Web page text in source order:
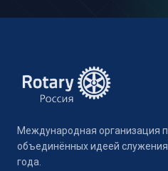
Международная организация
объединённых идеей
года.